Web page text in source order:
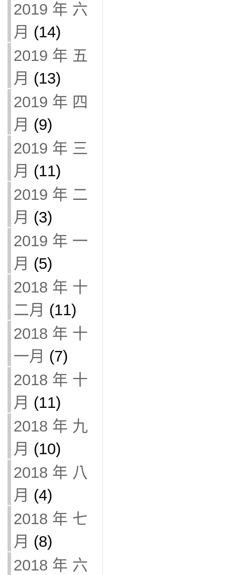
2019 年 六
月 (14)
2019 年 五
月 (13)
2019 年 四
月 (9)
2019 年 三
月 (11)
2019 年 二
月 (3)
2019 年 一
月 (5)
2018 年 十
二月 (11)
2018 年 十
一月 (7)
2018 年 十
月 (11)
2018 年 九
月 (10)
2018 年 八
月 (4)
2018 年 七
月 (8)
2018 年 六